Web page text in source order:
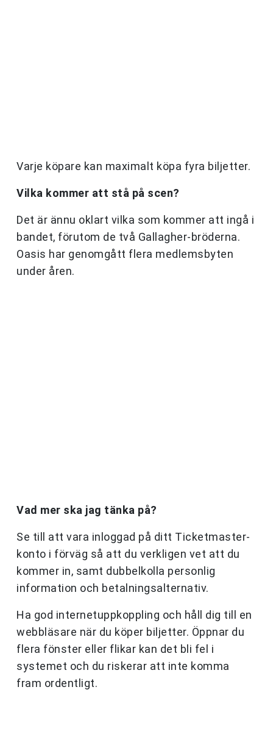
Varje köpare kan maximalt köpa fyra biljetter.
Vilka kommer att stå på scen?
Det är ännu oklart vilka som kommer att ingå i
bandet, förutom de två Gallagher-bröderna.
Oasis har genomgått flera medlemsbyten
under åren.
Vad mer ska jag tänka på?
Se till att vara inloggad på ditt Ticketmaster-
konto i förväg så att du verkligen vet att du
kommer in, samt dubbelkolla personlig
information och betalningsalternativ.
Ha god internetuppkoppling och håll dig till en
webbläsare när du köper biljetter. Öppnar du
flera fönster eller flikar kan det bli fel i
systemet och du riskerar att inte komma
fram ordentligt.